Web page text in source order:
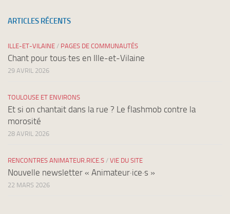
ARTICLES RÉCENTS
ILLE-ET-VILAINE / PAGES DE COMMUNAUTÉS
Chant pour tous·tes en Ille-et-Vilaine
29 AVRIL 2026
TOULOUSE ET ENVIRONS
Et si on chantait dans la rue ? Le flashmob contre la
morosité
28 AVRIL 2026
RENCONTRES ANIMATEUR.RICE.S / VIE DU SITE
Nouvelle newsletter « Animateur·ice·s »
22 MARS 2026